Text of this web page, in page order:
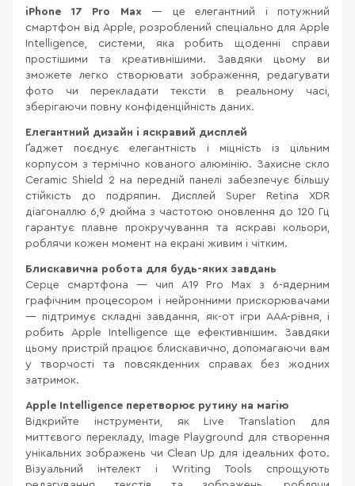
iPhone 17 Pro Max — це елегантний і потужний
смартфон від Apple, розроблений спеціально для Apple
Intelligence, системи, яка робить щоденні справи
простішими та креативнішими. Завдяки цьому ви
зможете легко створювати зображення, редагувати
фото чи перекладати тексти в реальному часі,
зберігаючи повну конфіденційність даних.
Елегантний дизайн і яскравий дисплей
Ґаджет поєднує елегантність і міцність із цільним
корпусом з термічно кованого алюмінію. Захисне скло
Ceramic Shield 2 на передній панелі забезпечує більшу
стійкість до подряпин. Дисплей Super Retina XDR
діагоналлю 6,9 дюйма з частотою оновлення до 120 Гц
гарантує плавне прокручування та яскраві кольори,
роблячи кожен момент на екрані живим і чітким.
Блискавична робота для будь-яких завдань
Серце смартфона — чип A19 Pro Max з 6-ядерним
графічним процесором і нейронними прискорювачами
— підтримує складні завдання, як-от ігри AAA-рівня, і
робить Apple Intelligence ще ефективнішим. Завдяки
цьому пристрій працює блискавично, допомагаючи вам
у творчості та повсякденних справах без жодних
затримок.
Apple Intelligence перетворює рутину на магію
Відкрийте інструменти, як Live Translation для
миттєвого перекладу, Image Playground для створення
унікальних зображень чи Clean Up для ідеальних фото.
Візуальний інтелект і Writing Tools спрощують